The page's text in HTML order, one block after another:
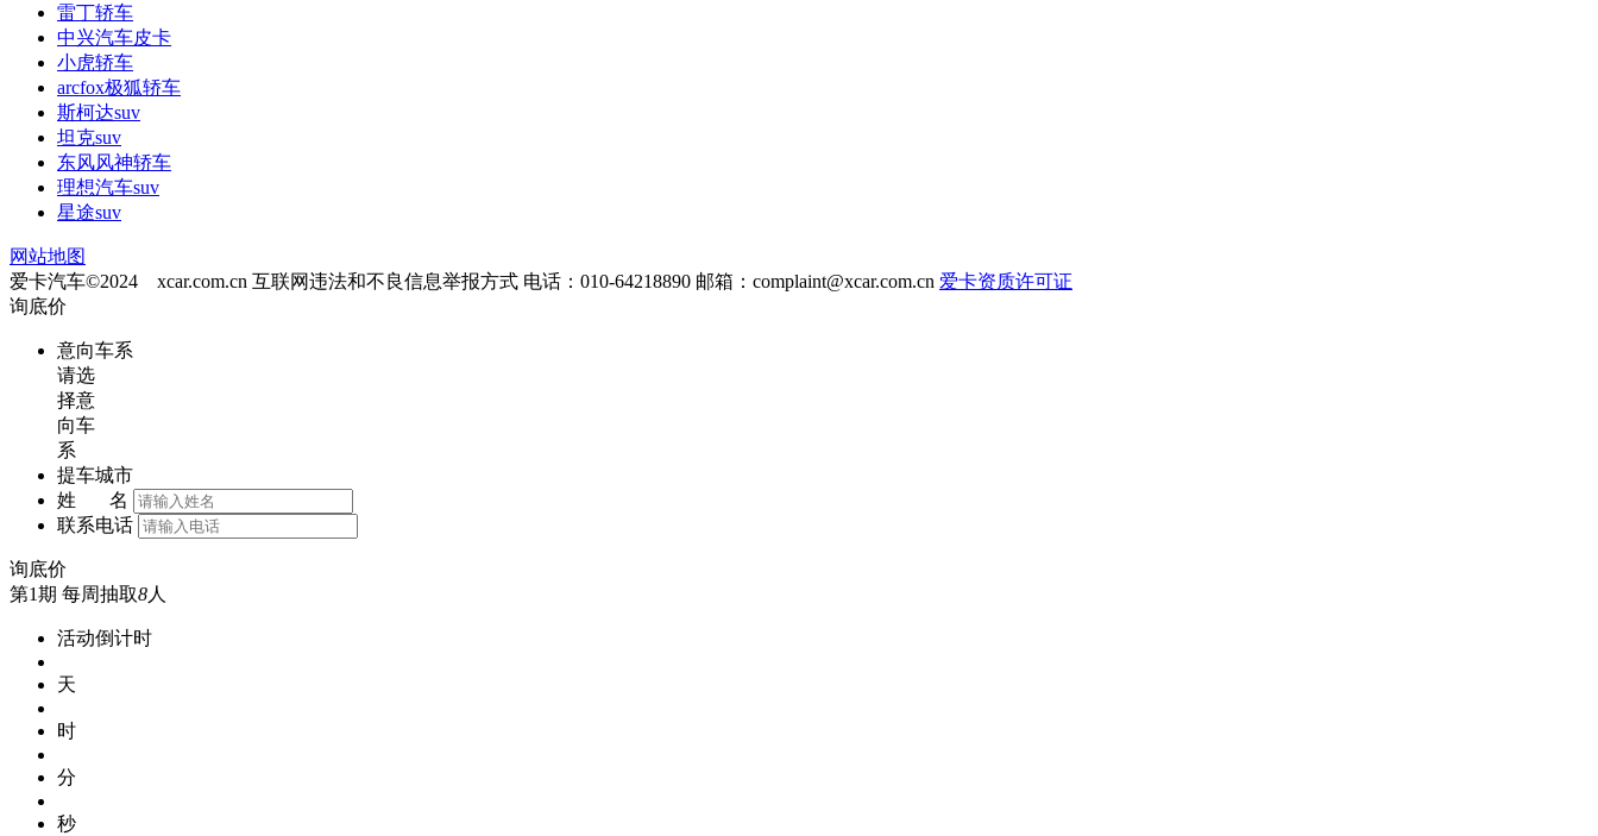
雷丁轿车
中兴汽车皮卡
小虎轿车
arcfox极狐轿车
斯柯达suv
坦克suv
东风风神轿车
理想汽车suv
星途suv
网站地图
爱卡汽车©2024 xcar.com.cn 互联网违法和不良信息举报方式 电话：010-64218890 邮箱： complaint@xcar.com.cn 爱卡资质许可证
询底价
意向车系
请选
择意
向车
系
提车城市
姓 名
联系电话
询底价
第1期 每周抽取8人
活动倒计时
天
时
分
秒